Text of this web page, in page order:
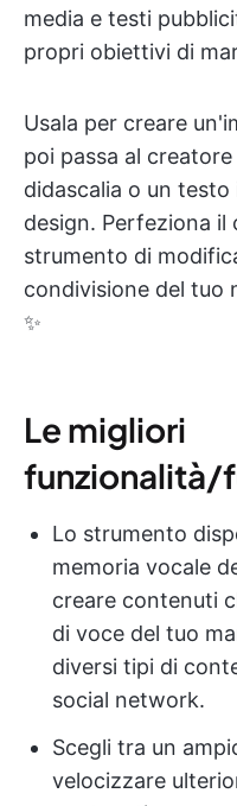
media e testi
propri obiettivi di
Usala per creare
poi passa al
didascalia o un
design. Perfeziona
strumento di
condivisione del tuo
✨
Le migliori
funzionalità/
Lo strumento
memoria vocale
creare contenuti
di voce del tuo
diversi tipi di
social network.
Scegli tra un
velocizzare